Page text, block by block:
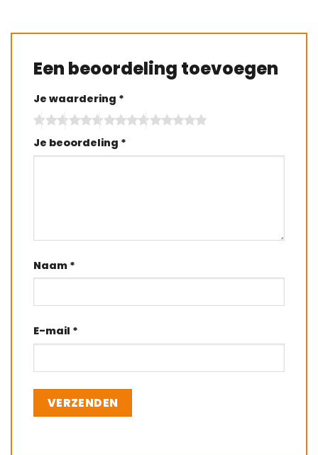
Een beoordeling toevoegen
Je waardering *
Je beoordeling *
Naam *
E-mail *